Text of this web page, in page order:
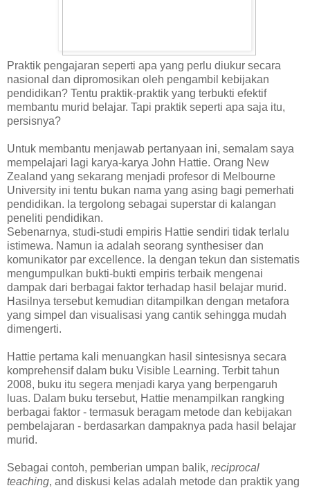
Praktik pengajaran seperti apa yang perlu diukur secara
nasional dan dipromosikan oleh pengambil kebijakan
pendidikan? Tentu praktik-praktik yang terbukti efektif
membantu murid belajar. Tapi praktik seperti apa saja itu,
persisnya?
Untuk membantu menjawab pertanyaan ini, semalam saya
mempelajari lagi karya-karya John Hattie. Orang New
Zealand yang sekarang menjadi profesor di Melbourne
University ini tentu bukan nama yang asing bagi pemerhati
pendidikan. Ia tergolong sebagai superstar di kalangan
peneliti pendidikan.
Sebenarnya, studi-studi empiris Hattie sendiri tidak terlalu
istimewa. Namun ia adalah seorang synthesiser dan
komunikator par excellence. Ia dengan tekun dan sistematis
mengumpulkan bukti-bukti empiris terbaik mengenai
dampak dari berbagai faktor terhadap hasil belajar murid.
Hasilnya tersebut kemudian ditampilkan dengan metafora
yang simpel dan visualisasi yang cantik sehingga mudah
dimengerti.
Hattie pertama kali menuangkan hasil sintesisnya secara
komprehensif dalam buku Visible Learning. Terbit tahun
2008, buku itu segera menjadi karya yang berpengaruh
luas. Dalam buku tersebut, Hattie menampilkan rangking
berbagai faktor - termasuk beragam metode dan kebijakan
pembelajaran - berdasarkan dampaknya pada hasil belajar
murid.
Sebagai contoh, pemberian umpan balik, reciprocal
teaching, and diskusi kelas adalah metode dan praktik yang